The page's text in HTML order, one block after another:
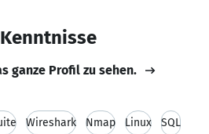
ganze Profil zu sehen.
Wireshark Nmap Linux SQL